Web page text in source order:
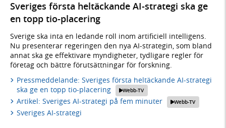
Sveriges första heltäckande AI-strategi ska ge
en topp tio-placering
Sverige ska inta en ledande roll inom artificiell intelligens.
Nu presenterar regeringen den nya AI-strategin, som bland
annat ska ge effektivare myndigheter, tydligare regler för
företag och bättre förutsättningar för forskning.
Pressmeddelande: Sveriges första heltäckande AI-strategi
ska ge en topp tio-placering
Webb-TV
Artikel: Sveriges AI-strategi på fem minuter Webb-TV
Sveriges AI-strategi